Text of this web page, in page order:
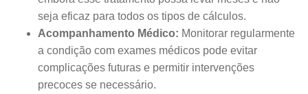
seja eficaz para todos os tipos de cálculos.
Acompanhamento Médico: Monitorar regularmente
a condição com exames médicos pode evitar
complicações futuras e permitir intervenções
precoces se necessário.